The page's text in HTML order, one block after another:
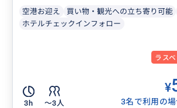
空港お迎え 買い物・観光への立ち寄り可能
ホテルチェックインフォロー
ラス
3h 〜3人
¥
3名で利用の